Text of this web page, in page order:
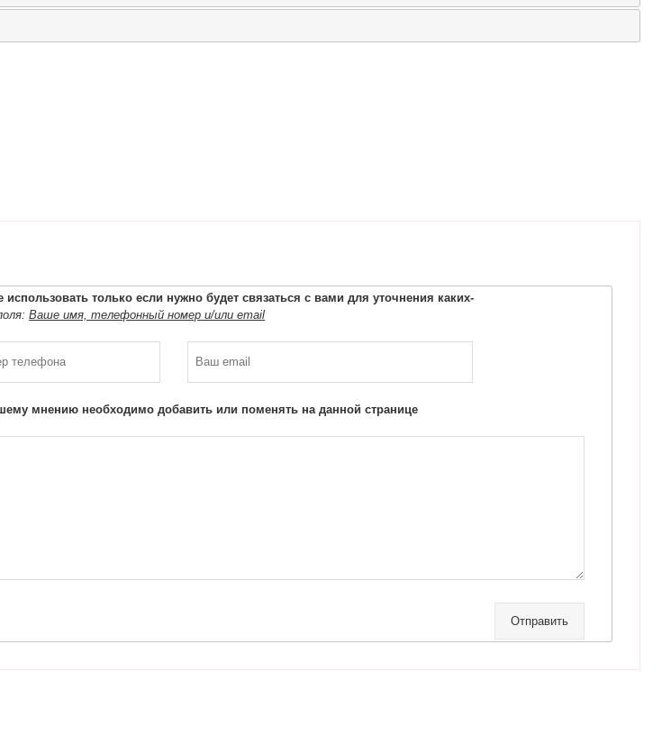
только если нужно будет связаться с вами для уточнения каких-
Ваше имя, телефонный номер и/или email
мнению необходимо добавить или поменять на данной странице
Отправить